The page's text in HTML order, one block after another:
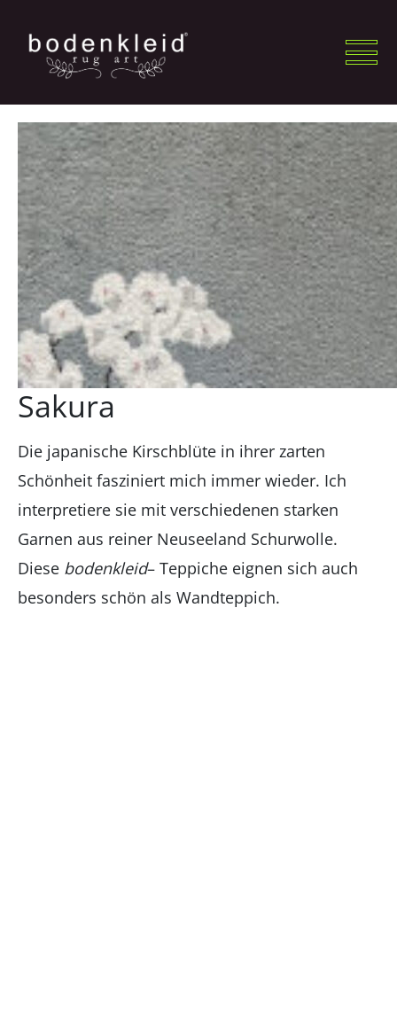
Sakura
Die japanische Kirschblüte in ihrer zarten
Schönheit fasziniert mich immer wieder. Ich
interpretiere sie mit verschiedenen starken
Garnen aus reiner Neuseeland Schurwolle.
Diese bodenkleid– Teppiche eignen sich auch
besonders schön als Wandteppich.